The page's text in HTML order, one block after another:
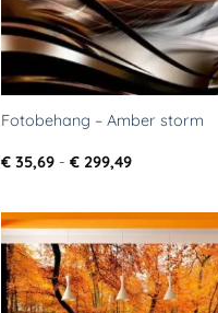
Fotobehang – Amber storm
€ 35,69 - € 299,49Prijsklasse:
Toevoegen
aan
verlanglijst